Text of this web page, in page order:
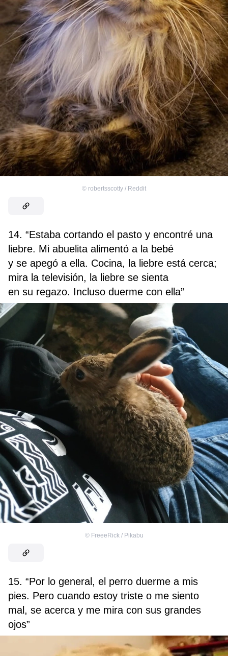
© robertsscotty / Reddit
14. “Estaba cortando el pasto y encontré una
liebre. Mi abuelita alimentó a la bebé
y se apegó a ella. Cocina, la liebre está cerca;
mira la televisión, la liebre se sienta
en su regazo. Incluso duerme con ella”
© FreeeRick / Pikabu
15. “Por lo general, el perro duerme a mis
pies. Pero cuando estoy triste o me siento
mal, se acerca y me mira con sus grandes
ojos”